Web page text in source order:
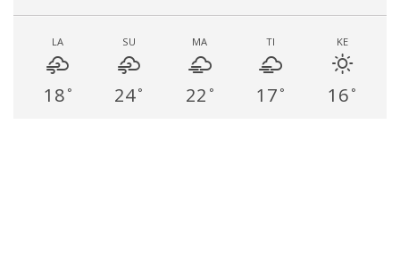
LA
18 °
SU
24°
MA
22 °
TI
17 °
KE
16 °